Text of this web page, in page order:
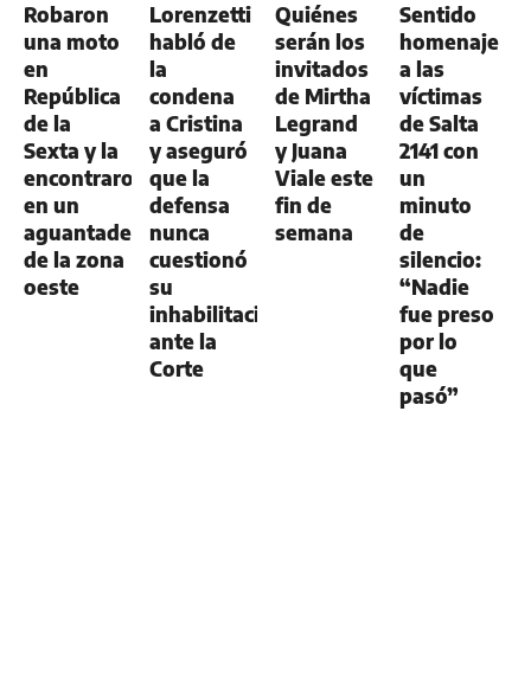
Robaron
una moto
en
República
de la
Sexta y la
encontraron
en un
aguantadero
de la zona
oeste
Lorenzetti
habló de
la
condena
a Cristina
y aseguró
que la
defensa
nunca
cuestionó
su
inhabilitación
ante la
Corte
Quiénes
serán los
invitados
de Mirtha
Legrand
y Juana
Viale este
fin de
semana
Sentido
homenaje
a las
víctimas
de Salta
2141 con
un
minuto
de
silencio:
“Nadie
fue preso
por lo
que
pasó”